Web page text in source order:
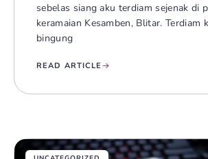
sebelas siang aku terdiam sejenak di
keramaian Kesamben, Blitar. Terdiam
bingung
READ ARTICLE